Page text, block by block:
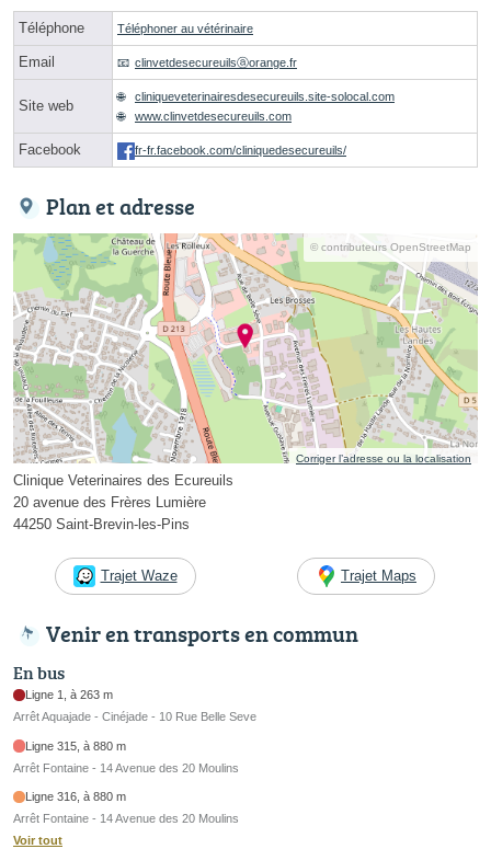
Téléphone Téléphoner au vétérinaire
Email clinvetdesecureuilsⓐorange.fr
Site web
cliniqueveterinairesdesecureuils.site-solocal.com
www.clinvetdesecureuils.com
Facebook fr-fr.facebook.com/cliniquedesecureuils/
Plan et adresse
© contributeurs OpenStreetMap
Corriger l’adresse ou la localisation
Clinique Veterinaires des Ecureuils
20 avenue des Frères Lumière
44250 Saint-Brevin-les-Pins
Trajet Waze Trajet Maps
Venir en transports en commun
En bus
Ligne 1, à 263 m
Arrêt Aquajade - Cinéjade - 10 Rue Belle Seve
Ligne 315, à 880 m
Arrêt Fontaine - 14 Avenue des 20 Moulins
Ligne 316, à 880 m
Arrêt Fontaine - 14 Avenue des 20 Moulins
Voir tout